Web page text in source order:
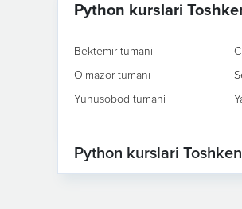
Python kurslari
Bektemir tumani
Olmazor tumani
Yunusobod tumani
Python kurslari